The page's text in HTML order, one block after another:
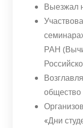
Выезжал
РАН
общество
«Дни